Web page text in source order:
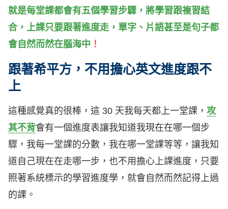
就是每堂課都會有五個學習步驟，將學習跟複習結
合， 上課只要跟著進度走，單字、片語甚至是句子都
會自然而然在腦海中 ！
跟著希平方，不用擔心英文進度跟不
上
這種感覺真的很棒，這 30 天我每天都上一堂課， 攻
其不背會有一個進度表讓我知道我現在在哪一個步
驟，我每一堂課的分數，我在哪一堂課等等，讓我知
道自己現在在走哪一步，也不用擔心上課進度，只要
照著系統標示的學習進度學，就會自然而然記得上過
的課。